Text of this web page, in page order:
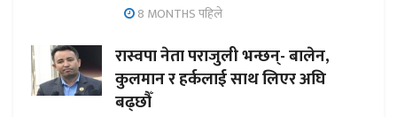
8 MONTHS पहिले
रास्वपा नेता पराजुली भन्छन्- बालेन,
कुलमान र हर्कलाई साथ लिएर अघि
बढ्छौँ